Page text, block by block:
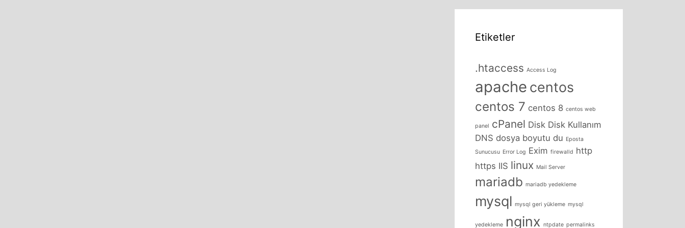
Etiketler
.htaccess Access Log
apache centos
centos 7 centos 8 centos web
panel cPanel Disk Disk Kullanım
DNS dosya boyutu du Eposta
Sunucusu Error Log Exim firewalld http
https IIS linux Mail Server
mariadb mariadb yedekleme
mysql mysql geri yükleme mysql
yedekleme nginx ntpdate permalinks